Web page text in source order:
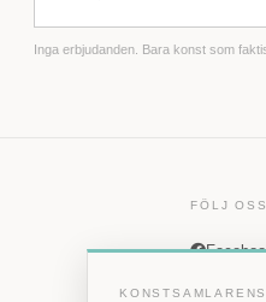
Inga erbjudanden. Bara konst som
FÖLJ OSS